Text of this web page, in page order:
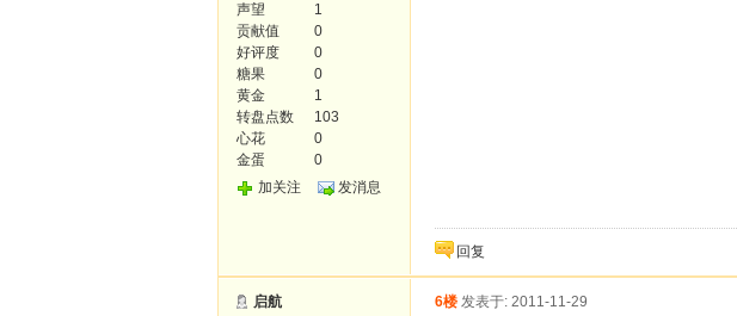
声望
1
贡献值
0
好评度
0
糖果
0
黄金
1
转盘点数
103
心花
0
金蛋
0
加关注
发消息
回复
启航 6楼 发表于: 2011-11-29